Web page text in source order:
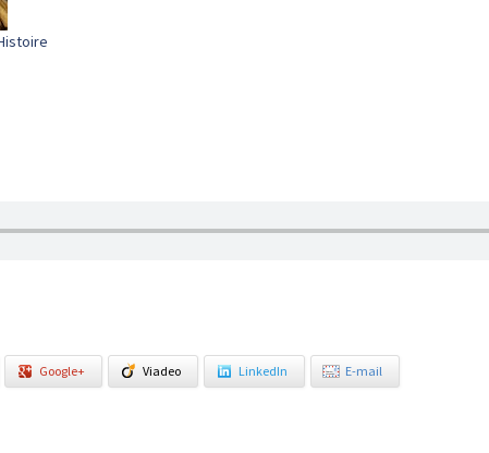
Google+ Viadeo LinkedIn E-mail